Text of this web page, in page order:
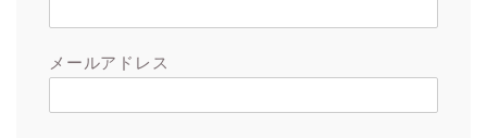
メールアドレス